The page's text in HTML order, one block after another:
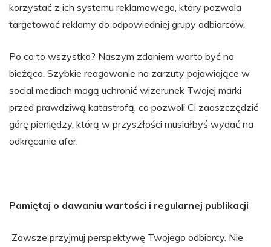
korzystać z ich systemu reklamowego, który pozwala
targetować reklamy do odpowiedniej grupy odbiorców.
Po co to wszystko? Naszym zdaniem warto być na
bieżąco. Szybkie reagowanie na zarzuty pojawiające w
social mediach mogą uchronić wizerunek Twojej marki
przed prawdziwą katastrofą, co pozwoli Ci zaoszczędzić
górę pieniędzy, którą w przyszłości musiałbyś wydać na
odkręcanie afer.
Pamiętaj o dawaniu wartości i regularnej publikacji
Zawsze przyjmuj perspektywę Twojego odbiorcy. Nie